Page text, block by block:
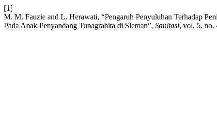
[1]
M. M. Fauzie and L. Herawati, “Pengaruh Penyuluhan Terhadap
Pada Anak Penyandang Tunagrahita di Sleman”, Sanitasi, vol. 5, no.